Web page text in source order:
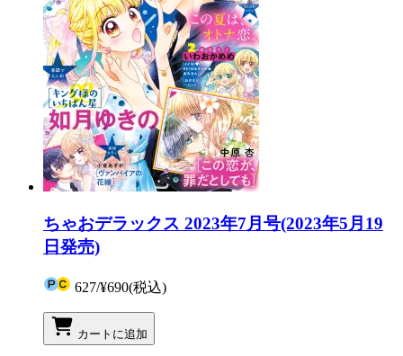
ちゃおデラックス 2023年7月号(2023年5月19
日発売)
627/¥690(税込)
カートに追加